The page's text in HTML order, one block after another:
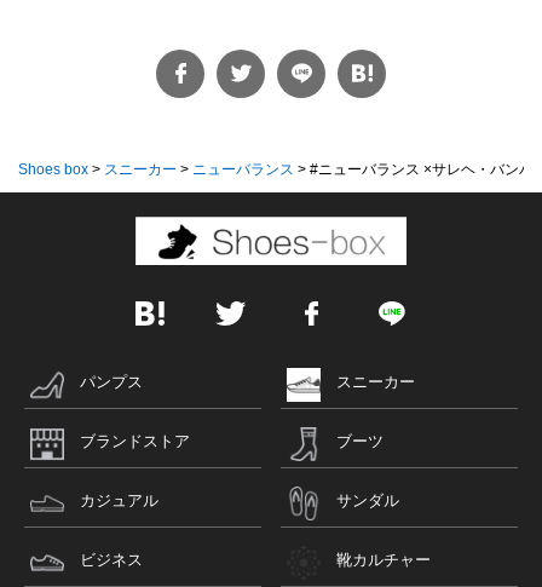
Shoes box > スニーカー > ニューバランス > #ニューバランス ×サレヘ・バンバ
パンプス スニーカー
ブランドストア ブーツ
カジュアル サンダル
ビジネス 靴カルチャー